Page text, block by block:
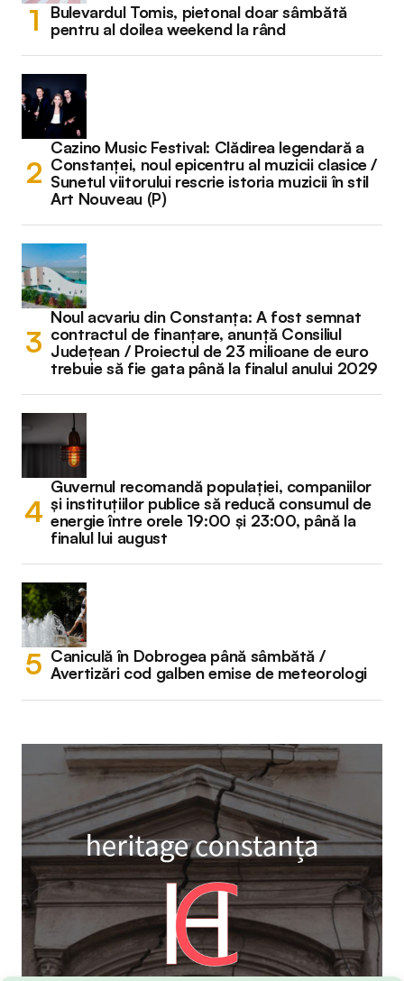
Bulevardul Tomis, pietonal doar sâmbătă
pentru al doilea weekend la rând
Cazino Music Festival: Clădirea legendară a
Constanței, noul epicentru al muzicii clasice /
Sunetul viitorului rescrie istoria muzicii în stil
Art Nouveau (P)
Noul acvariu din Constanța: A fost semnat
contractul de finanțare, anunță Consiliul
Județean / Proiectul de 23 milioane de euro
trebuie să fie gata până la finalul anului 2029
Guvernul recomandă populației, companiilor
și instituțiilor publice să reducă consumul de
energie între orele 19:00 și 23:00, până la
finalul lui august
Caniculă în Dobrogea până sâmbătă /
Avertizări cod galben emise de meteorologi